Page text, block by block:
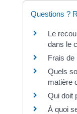
Questions ?
Le
dans le
Frais de
Quels
matière
Qui doit
À quoi